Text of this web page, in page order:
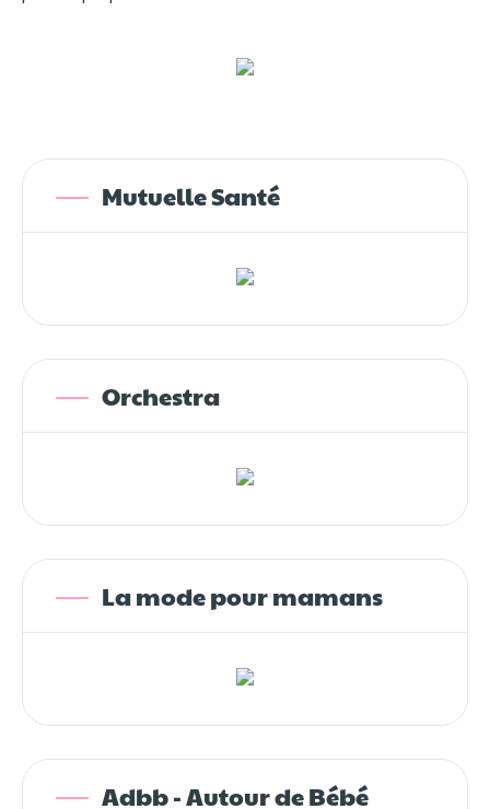
Mutuelle Santé
Orchestra
La mode pour mamans
Adbb - Autour de Bébé